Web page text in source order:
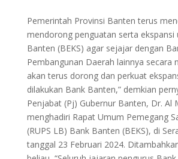
Pemerintah Provinsi Banten terus
mendorong penguatan serta ekspansi
Banten (BEKS) agar sejajar dengan
Pembangunan Daerah lainnya secara
akan terus dorong dan perkuat
dilakukan Bank Banten,” demkian
Penjabat (Pj) Gubernur Banten, Dr. Al
menghadiri Rapat Umum Pemegang
(RUPS LB) Bank Banten (BEKS), di
tanggal 23 Februari 2024.